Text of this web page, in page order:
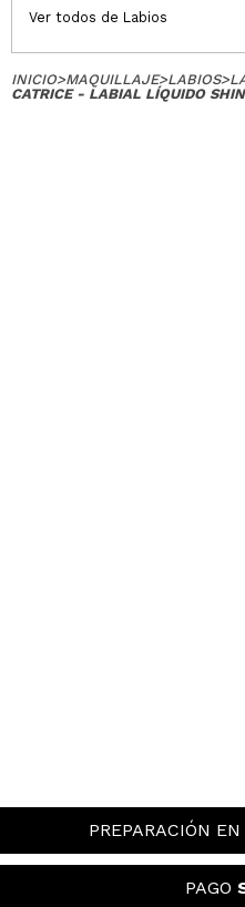
Ver todos de Labios
INICIO>MAQUILLAJE>LABIOS>
CATRICE - LABIAL LÍQUIDO
PREPARACIÓN EN
PAGO